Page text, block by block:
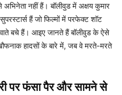
नहीं हैं। बॉलीवुड में अक्षय कुमार
हैं जो फिल्मों में परफेक्ट शॉट
बचे हैं। आइए जानते हैं बॉलीवुड के ऐसे
हादसों के बारे में, जब वे मरते-मरते
पर फंसा पैर और सामने से